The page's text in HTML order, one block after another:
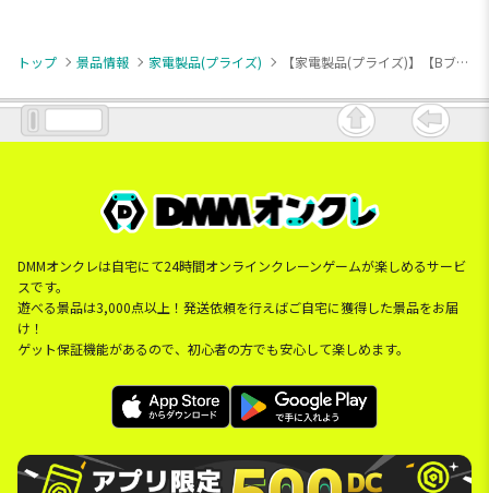
トップ 景品情報 家電製品(プライズ) 【家電製品(プライズ)】【Bブラック】液晶タッチパネル付き-TWSイヤホンAwesome2
DMMオンクレは自宅にて24時間オンラインクレーンゲームが楽しめるサービ
スです。
遊べる景品は3,000点以上！発送依頼を行えばご自宅に獲得した景品をお届
け！
ゲット保証機能があるので、初心者の方でも安心して楽しめます。